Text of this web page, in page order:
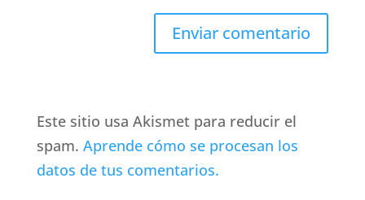
Este sitio usa Akismet para reducir el
spam. Aprende cómo se procesan los
datos de tus comentarios.